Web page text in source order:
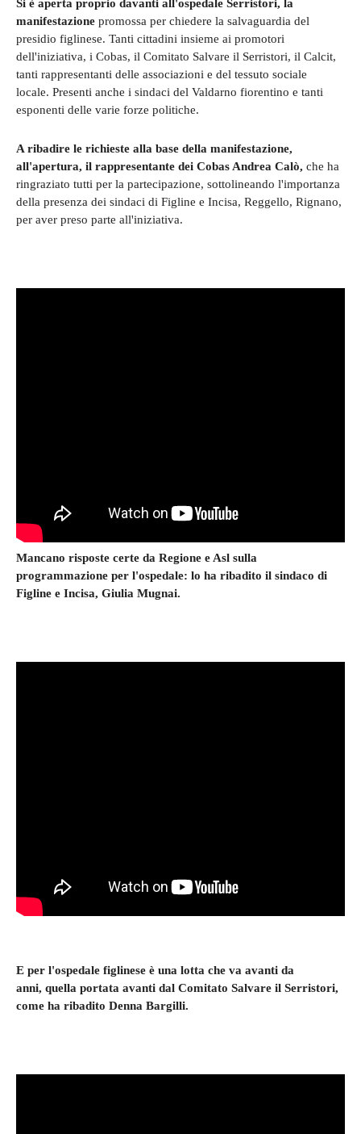
Si è aperta proprio davanti all'ospedale Serristori, la
manifestazione promossa per chiedere la salvaguardia del
presidio figlinese. Tanti cittadini insieme ai promotori
dell'iniziativa, i Cobas, il Comitato Salvare il Serristori, il Calcit,
tanti rappresentanti delle associazioni e del tessuto sociale
locale. Presenti anche i sindaci del Valdarno fiorentino e tanti
esponenti delle varie forze politiche.
A ribadire le richieste alla base della manifestazione,
all'apertura, il rappresentante dei Cobas Andrea Calò, che ha
ringraziato tutti per la partecipazione, sottolineando l'importanza
della presenza dei sindaci di Figline e Incisa, Reggello, Rignano,
per aver preso parte all'iniziativa.
Mancano risposte certe da Regione e Asl sulla
programmazione per l'ospedale: lo ha ribadito il sindaco di
Figline e Incisa, Giulia Mugnai.
E per l'ospedale figlinese è una lotta che va avanti da
anni, quella portata avanti dal Comitato Salvare il Serristori,
come ha ribadito Denna Bargilli.